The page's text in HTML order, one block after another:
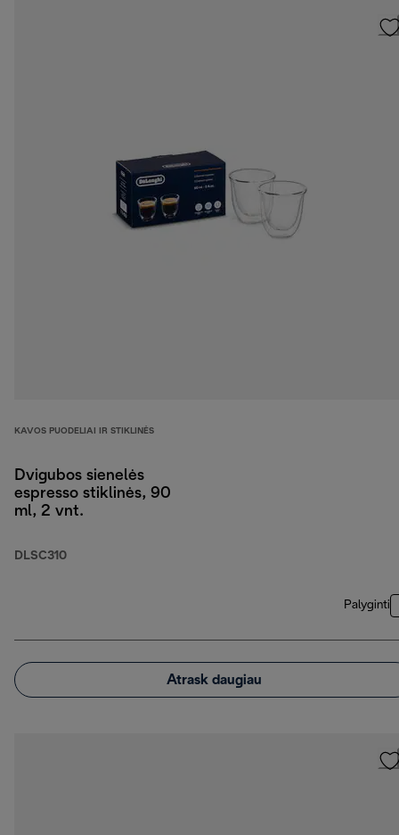
KAVOS PUODELIAI IR STIKLINĖS
Dvigubos sienelės
espresso stiklinės, 90
ml, 2 vnt.
DLSC310
Palyginti
Atrask daugiau